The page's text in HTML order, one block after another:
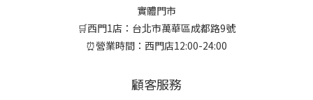
實體門市
🛒西門1店：台北市萬華區成都路9號
⏰營業時間：西門店12:00-24:00
顧客服務